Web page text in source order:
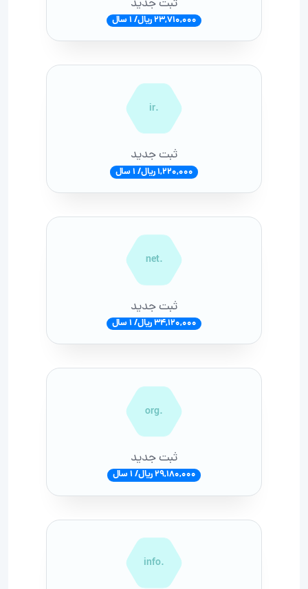
ثبت جدید
23,710,000 ریال/ 1 سال
.ir
ثبت جدید
1,220,000 ریال/ 1 سال
.net
ثبت جدید
34,120,000 ریال/ 1 سال
.org
ثبت جدید
29,180,000 ریال/ 1 سال
.info